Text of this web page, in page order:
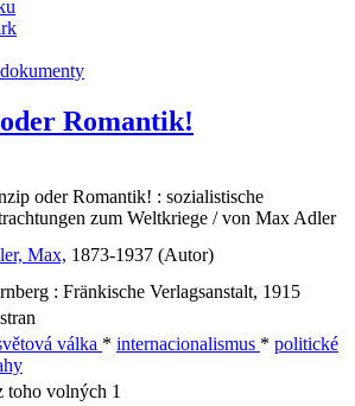
Romantik!
oder Romantik! : sozialistische
zum Weltkriege / von Max Adler
Max, 1873-1937 (Autor)
: Fränkische Verlagsanstalt, 1915
válka * internacionalismus * politické
toho volných 1